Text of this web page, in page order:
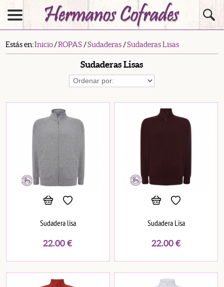
Estás en:Inicio/ROPAS /Sudaderas /Sudaderas Lisas
Sudaderas Lisas
Sudadera lisa
22.00€
Sudadera Lisa
22.00€